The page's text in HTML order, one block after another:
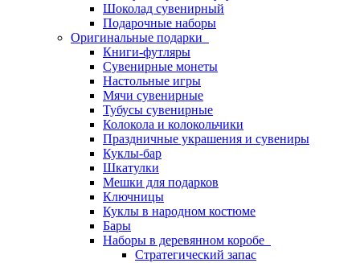
Шоколад сувенирный
Подарочные наборы
Оригинальные подарки
Книги-футляры
Сувенирные монеты
Настольные игры
Мячи сувенирные
Тубусы сувенирные
Колокола и колокольчики
Праздничные украшения и сувениры
Куклы-бар
Шкатулки
Мешки для подарков
Ключницы
Куклы в народном костюме
Бары
Наборы в деревянном коробе
Стратегический запас